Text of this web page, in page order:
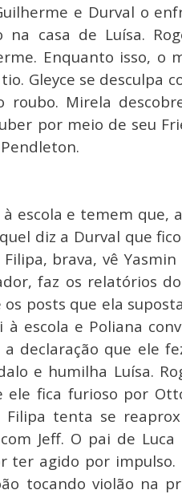
e Durval o
na casa de Luísa.
Enquanto isso,
Gleyce se desculpa
roubo. Mirela
por meio de seu
escola e temem que,
diz a Durval que
brava, vê
faz os relatórios
posts que ela
à escola e Poliana
declaração que ele
e humilha Luísa.
ele fica furioso por
Filipa tenta se
Jeff. O pai de
ter agido por
tocando violão na